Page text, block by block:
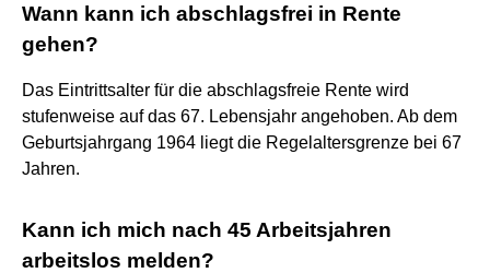
Wann kann ich abschlagsfrei in Rente
gehen?
Das Eintrittsalter für die abschlagsfreie Rente wird
stufenweise auf das 67. Lebensjahr angehoben. Ab dem
Geburtsjahrgang 1964 liegt die Regelaltersgrenze bei 67
Jahren.
Kann ich mich nach 45 Arbeitsjahren
arbeitslos melden?